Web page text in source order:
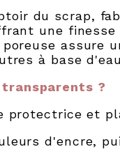
du scrap,
une
assure
à base
?
protectrice et
d'encre,